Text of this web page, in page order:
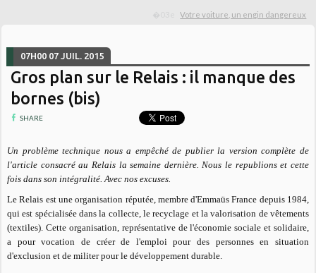
Votre voiture, un engin dangereux
07H00 07 JUIL. 2015
Gros plan sur le Relais : il manque des
bornes (bis)
SHARE
Un problème technique nous a empêché de publier la version complète de
l'article consacré au Relais la semaine dernière. Nous le republions et cette
fois dans son intégralité. Avec nos excuses.
Le Relais est une organisation réputée, membre d'Emmaüs France depuis 1984,
qui est spécialisée dans la collecte, le recyclage et la valorisation de vêtements
(textiles). Cette organisation, représentative de l'économie sociale et solidaire,
a pour vocation de créer de l'emploi pour des personnes en situation
d'exclusion et de militer pour le développement durable.